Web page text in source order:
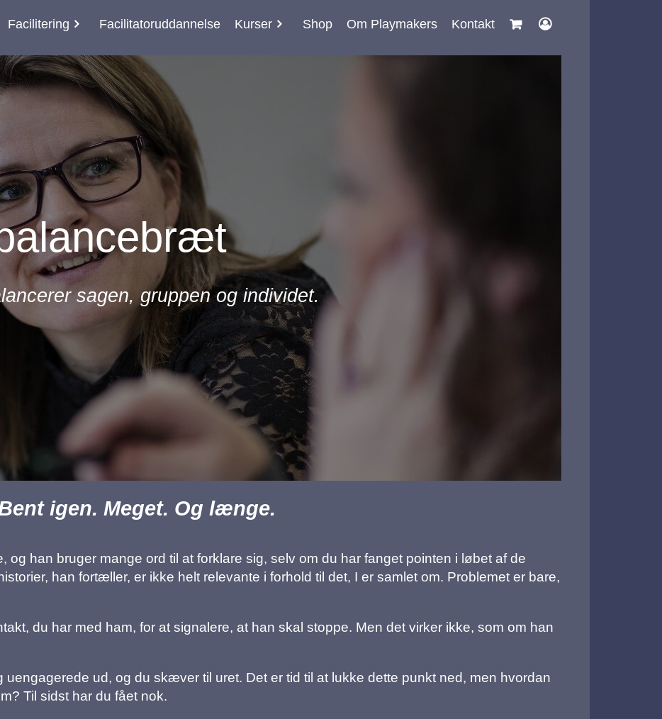
Facilitering Facilitatoruddannelse Kurser Shop Om Playmakers Kontakt
sagen, gruppen og individet.
igen. Meget. Og længe.
og han bruger mange ord til at forklare sig, selv om du har fanget pointen i løbet af de
han fortæller, er ikke helt relevante i forhold til det, I er samlet om. Problemet er bare,
du har med ham, for at signalere, at han skal stoppe. Men det virker ikke, som om han
ud, og du skæver til uret. Det er tid til at lukke dette punkt ned, men hvordan
Til sidst har du fået nok.